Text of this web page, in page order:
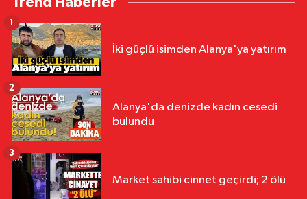
İki güçlü isimden Alanya'ya yatırım
1
Alanya'da denizde kadın cesedi
bulundu
2
Market sahibi cinnet geçirdi; 2 ölü
3